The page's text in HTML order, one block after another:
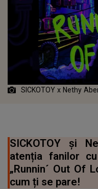
SICKOTOY x Nethy
SICKOTOY și
atenția fanilor
„Runnin´ Out Of
cum ți se pare!